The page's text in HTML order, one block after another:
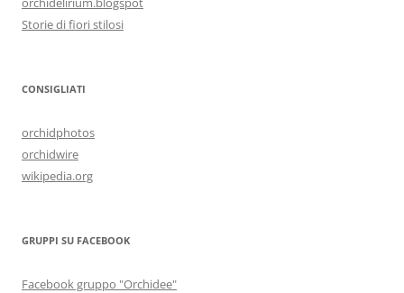
Storie di fiori stilosi
CONSIGLIATI
orchidphotos
orchidwire
wikipedia.org
GRUPPI SU FACEBOOK
Facebook gruppo "Orchidee"